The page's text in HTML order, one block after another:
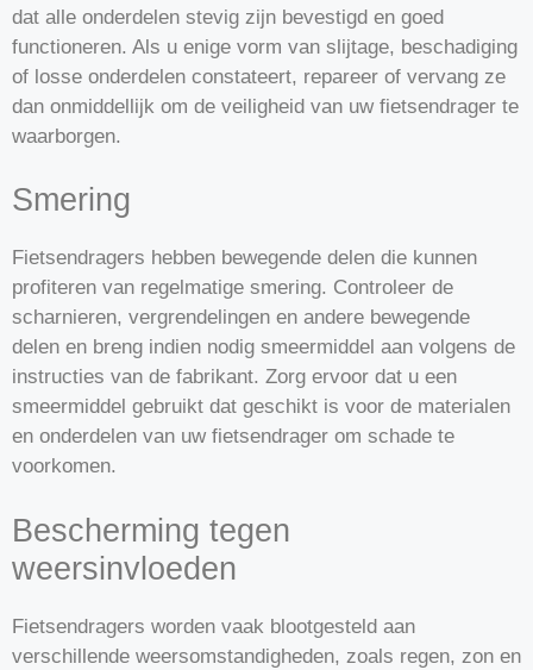
dat alle onderdelen stevig zijn bevestigd en goed
functioneren. Als u enige vorm van slijtage, beschadiging
of losse onderdelen constateert, repareer of vervang ze
dan onmiddellijk om de veiligheid van uw fietsendrager te
waarborgen.
Smering
Fietsendragers hebben bewegende delen die kunnen
profiteren van regelmatige smering. Controleer de
scharnieren, vergrendelingen en andere bewegende
delen en breng indien nodig smeermiddel aan volgens de
instructies van de fabrikant. Zorg ervoor dat u een
smeermiddel gebruikt dat geschikt is voor de materialen
en onderdelen van uw fietsendrager om schade te
voorkomen.
Bescherming tegen
weersinvloeden
Fietsendragers worden vaak blootgesteld aan
verschillende weersomstandigheden, zoals regen, zon en